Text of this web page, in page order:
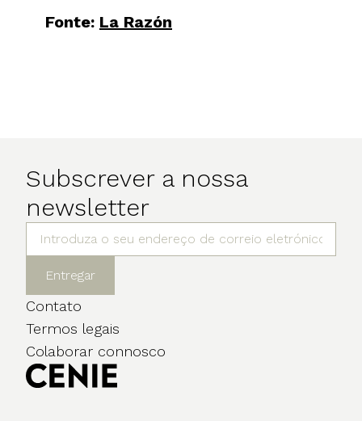
Fonte: La Razón
Subscrever a nossa
newsletter
Entregar
Contato
Termos legais
Colaborar connosco